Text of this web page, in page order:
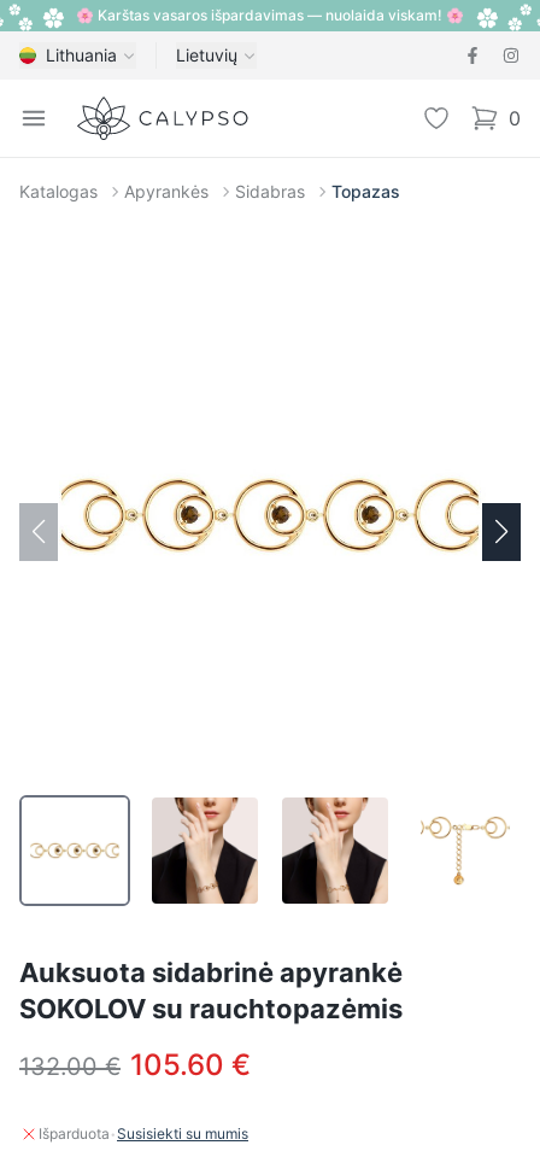
🌸 Karštas vasaros išpardavimas — nuolaida viskam! 🌸
Lithuania Lietuvių
Open menu
Calypso 0
items
Katalogas Apyrankės Sidabras Topazas
Auksuota sidabrinė apyrankė
SOKOLOV su rauchtopazėmis
132.00 € 105.60 €
Išparduota ·Susisiekti su mumis